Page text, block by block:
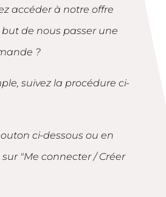
accéder à notre offre
de nous passer une
?
suivez la procédure ci-
ci-dessous ou en
"Me connecter / Créer